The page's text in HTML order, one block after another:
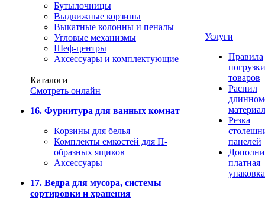
Бутылочницы
Выдвижные корзины
Выкатные колонны и пеналы
Угловые механизмы
Шеф-центры
Аксессуары и комплектующие
Каталоги
Смотреть онлайн
16. Фурнитура для ванных комнат
Корзины для белья
Комплекты емкостей для П-
образных ящиков
Аксессуары
17. Ведра для мусора, системы
сортировки и хранения
Услуги
Правила
погрузки
товаров
Распил
Резка
панелей
платная
упаковка